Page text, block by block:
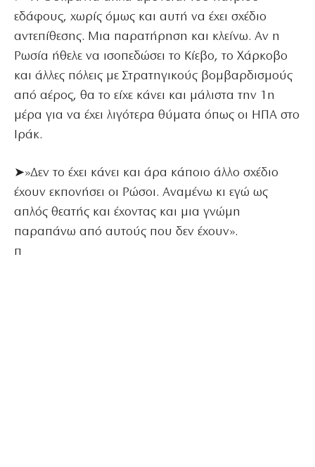
εδάφους, χωρίς όμως και αυτή να έχει σχέδιο
αντεπίθεσης. Μια παρατήρηση και κλείνω. Αν η
Ρωσία ήθελε να ισοπεδώσει το Κίεβο, το Χάρκοβο
και άλλες πόλεις με Στρατηγικούς βομβαρδισμούς
από αέρος, θα το είχε κάνει και μάλιστα την 1η
μέρα για να έχει λιγότερα θύματα όπως οι ΗΠΑ στο
Ιράκ.
➤»Δεν το έχει κάνει και άρα κάποιο άλλο σχέδιο
έχουν εκπονήσει οι Ρώσοι. Αναμένω κι εγώ ως
απλός θεατής και έχοντας και μια γνώμη
παραπάνω από αυτούς που δεν έχουν».
π